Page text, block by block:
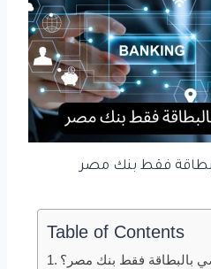
فقط بنك مصر
Table of Contents
فقط بنك مصر؟